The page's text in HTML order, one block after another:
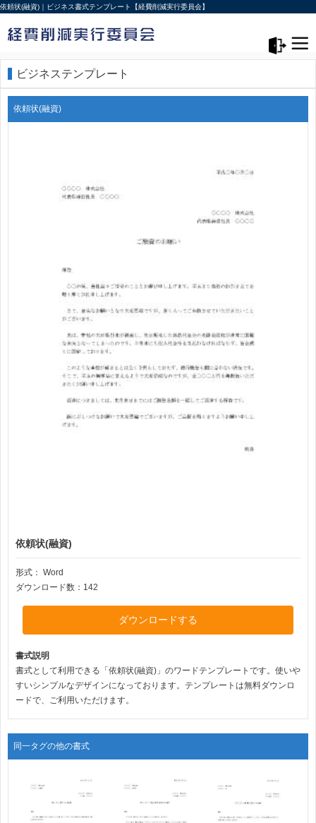
依頼状(融資)｜ビジネス書式テンプレート【経費削減実行委員会】
ビジネステンプレート
依頼状(融資)
依頼状(融資)
形式： Word
ダウンロード数：142
ダウンロードする
書式説明
書式として利用できる「依頼状(融資)」のワードテンプレートです。使いや
すいシンプルなデザインになっております。テンプレートは無料ダウンロ
ードで、ご利用いただけます。
同一タグの他の書式